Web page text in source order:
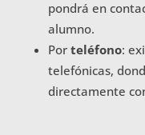
pondrá en
alumno.
Por teléfono:
telefónicas,
directamente